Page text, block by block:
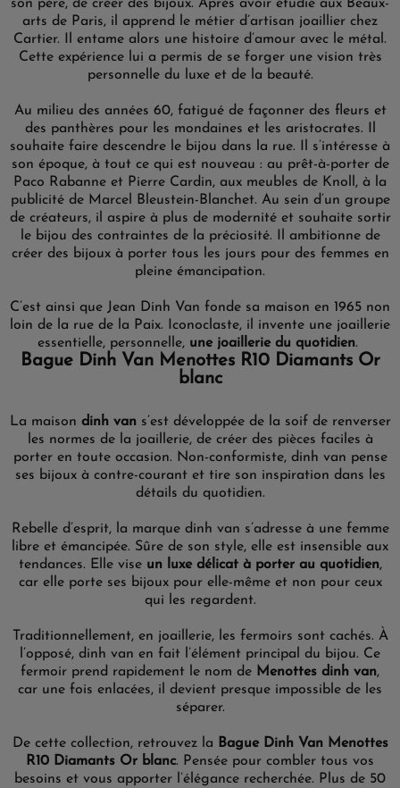
son père, de créer des bijoux. Après avoir étudié aux Beaux-
arts de Paris, il apprend le métier d’artisan joaillier chez
Cartier. Il entame alors une histoire d’amour avec le métal.
Cette expérience lui a permis de se forger une vision très
personnelle du luxe et de la beauté.
Au milieu des années 60, fatigué de façonner des fleurs et
des panthères pour les mondaines et les aristocrates. Il
souhaite faire descendre le bijou dans la rue. Il s’intéresse à
son époque, à tout ce qui est nouveau : au prêt-à-porter de
Paco Rabanne et Pierre Cardin, aux meubles de Knoll, à la
publicité de Marcel Bleustein-Blanchet. Au sein d’un groupe
de créateurs, il aspire à plus de modernité et souhaite sortir
le bijou des contraintes de la préciosité. Il ambitionne de
créer des bijoux à porter tous les jours pour des femmes en
pleine émancipation.
C’est ainsi que Jean Dinh Van fonde sa maison en 1965 non
loin de la rue de la Paix. Iconoclaste, il invente une joaillerie
essentielle, personnelle, une joaillerie du quotidien.
Bague Dinh Van Menottes R10 Diamants Or
blanc
La maison dinh van s’est développée de la soifde renverser
les normes de la joaillerie, de créer des pièces faciles à
porter en toute occasion. Non-conformiste,dinh van pense
ses bijoux à contre-courant et tireson inspiration dans les
détails du quotidien.
Rebelled’esprit, la marque dinh van s’adresse à une femme
libre et émancipée. Sûre de son style, elle est insensible aux
tendances. Elle viseun luxe délicat à porterau quotidien,
car elle porte ses bijoux pour elle-même et non pour ceux
qui les regardent.
Traditionnellement, en joaillerie, les fermoirs sont cachés. À
l’opposé, dinh van en fait l’élément principal du bijou. Ce
fermoir prend rapidement le nom de Menottes dinh van,
car une fois enlacées, il devient presque impossible de les
séparer.
De cette collection, retrouvez la
Bague Dinh Van Menottes
R10 Diamants Or blanc. Pensée pour combler tous vos
besoins et vous apporter l’élégance recherchée. Plus de 50